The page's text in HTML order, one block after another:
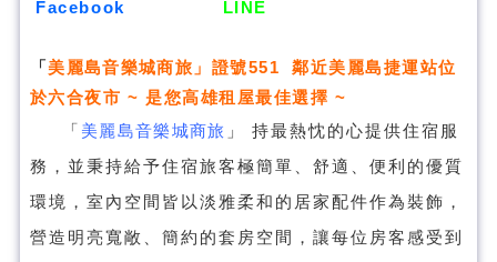
Facebook LINE
「美麗島音樂城商旅 」證號551 鄰近美麗島捷運站位
於六合夜市 ~ 是您高雄租屋最佳選擇 ~
「 美麗島音樂城商旅 」 持最熱忱的心提供住宿服
務，並秉持給予住宿旅客極簡單、舒適、便利的優質
環境，室內空間皆以淡雅柔和的居家配件作為裝飾，
營造明亮寬敞、簡約的套房空間，讓每位房客感受到